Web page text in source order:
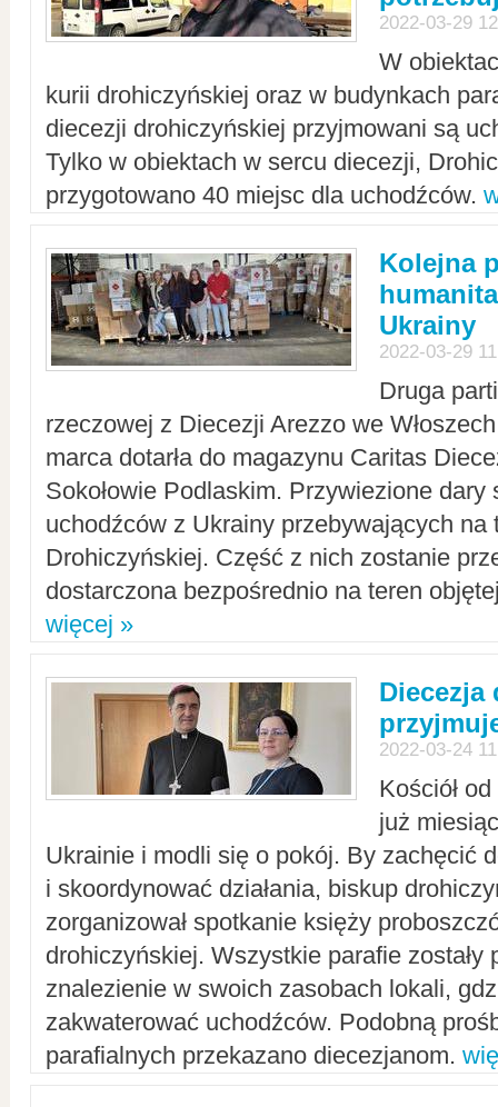
2022-03-29
W
kurii drohiczyńskiej oraz w budynkach
diecezji drohiczyńskiej przyjmowani są
Tylko w obiektach w sercu diecezji,
przygotowano 40 miejsc dla uchodźców.
Kolejna
Ukrainy
2022-03-29
Druga
rzeczowej z Diecezji Arezzo we
marca dotarła do magazynu Caritas
Sokołowie Podlaskim. Przywiezione dary
uchodźców z Ukrainy przebywających na
Drohiczyńskiej. Część z nich zostanie
dostarczona bezpośrednio na teren
więcej »
Diecezja
2022-03-24
Kościół
już
Ukrainie i modli się o pokój. By zachęcić
i skoordynować działania, biskup
zorganizował spotkanie księży
drohiczyńskiej. Wszystkie parafie zostały
znalezienie w swoich zasobach lokali,
zakwaterować uchodźców. Podobną
parafialnych przekazano diecezjanom.